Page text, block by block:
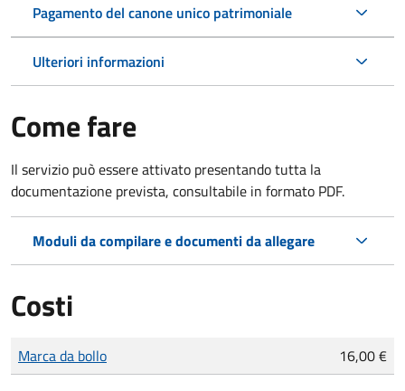
Pagamento del canone unico patrimoniale
Ulteriori informazioni
Come fare
Il servizio può essere attivato presentando tutta la
documentazione prevista, consultabile in formato PDF.
Moduli da compilare e documenti da allegare
Costi
Tipo di pagamento
Importo
Marca da bollo 16,00 €